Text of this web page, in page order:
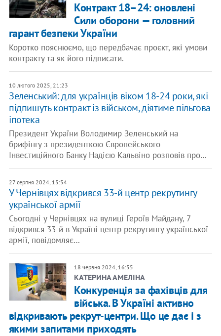
Контракт 18–24: оновлені
Сили оборони — головний
гарант безпеки України
Коротко пояснюємо, що передбачає проєкт, які умови
контракту та як його підписати.
10 лютого 2025, 21:23
Зеленський: для українців віком 18-24 роки, які
підпишуть контракт із військом, діятиме пільгова
іпотека
Президент України Володимир Зеленський на
брифінгу з президенткою Європейського
Інвестиційного Банку Надією Кальвіно розповів про…
27 серпня 2024, 15:54
У Чернівцях відкрився 33-й центр рекрутингу
української армії
Сьогодні у Чернівцях на вулиці Героїв Майдану, 7
відкрився 33-й в Україні центр рекрутингу української
армії, повідомляє…
18 червня 2024, 16:55
КАТЕРИНА АМЕЛІНА
Конкуренція за фахівців для
війська. В Україні активно
відкривають рекрут-центри. Що це дає і з
якими запитами приходять